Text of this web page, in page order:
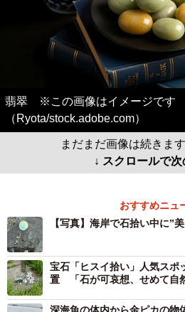
翡翠 ※この画像はイメージです
（Ryota/stock.adobe.com）
まだまだ画像は続きま
↓ スクロールで次
おすすめニュ
【写真】海岸で石拾い中に”
宝石「ヒスイ拾い」人気ス
置 「石が可哀想、せめて自